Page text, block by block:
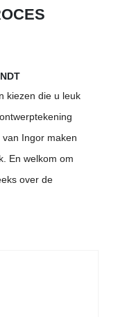
kiezen die u leuk
Ingor maken
En welkom om
over de